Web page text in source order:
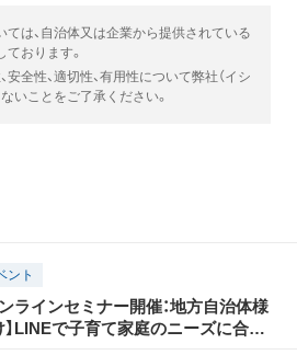
は、自治体又は企業から提供されている
おります。
安全性、適切性、有用性について弊社（イシ
いことをご了承ください。
ント
ンラインセミナー開催：地方自治体様
】LINEで子育て家庭のニーズに合わ